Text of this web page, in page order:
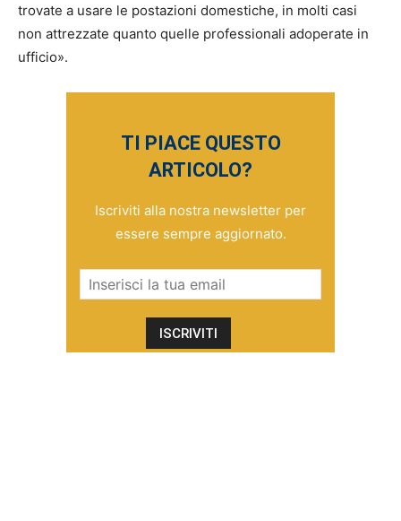
trovate a usare le postazioni domestiche, in molti casi
non attrezzate quanto quelle professionali adoperate in
ufficio».
TI PIACE QUESTO
ARTICOLO?
Iscriviti alla nostra newsletter per
essere sempre aggiornato.